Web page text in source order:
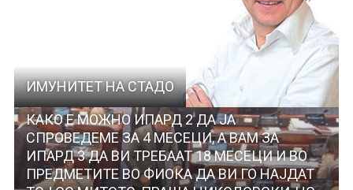
ИМУНИТЕТ НА СТАДО
КАКО Е МОЖНО ИПАРД 2 ДА ЈА
СПРОВЕДЕМЕ ЗА 4 МЕСЕЦИ, А ВАМ ЗА
ИПАРД 3 ДА ВИ ТРЕБААТ 18 МЕСЕЦИ И ВО
ПРЕДМЕТИТЕ ВО ФИОКА ДА ВИ ГО НАЈДАТ